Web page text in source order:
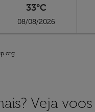
33°C
08/08/2026
Veja